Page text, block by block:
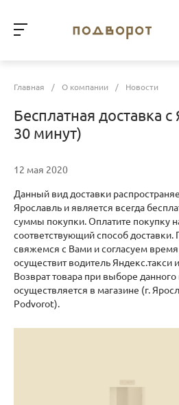
Главная / О компании / Новости
Бесплатная доставка с
30 минут)
12 мая 2020
Данный вид доставки
Ярославль и является всегда
суммы покупки. Оплатите покупку
соответствующий способ доставки.
свяжемся с Вами и согласуем время
осуществит водитель Яндекс.такси
Возврат товара при выборе данного
осуществляется в магазине (г.
Podvorot).